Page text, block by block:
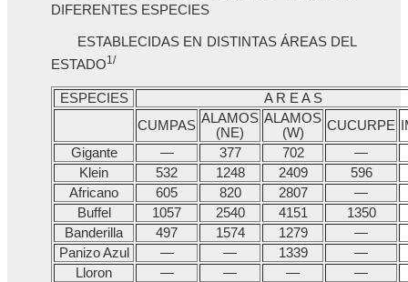
DIFERENTES ESPECIES
ESTABLECIDAS EN DISTINTAS ÁREAS DEL
ESTADO1/
ESPECIES
A R E A S
CUMPAS ALAMOS
(NE)
ALAMOS
(W)
CUCURPE
Gigante
— 377 702
—
Klein
532 1248 2409
596
Africano
605 820 2807
—
Buffel
1057 2540 4151
1350
Banderilla
497 1574 1279
—
Panizo Azul
— — 1339
—
Lloron
— — —
—